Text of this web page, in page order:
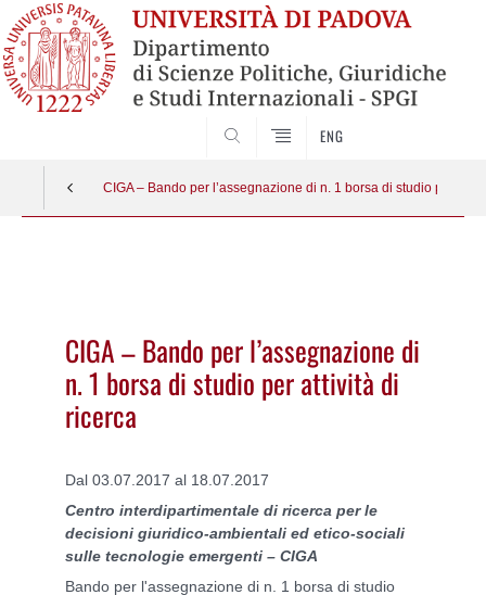
ENG
CIGA – Bando per l’assegnazione di n. 1 borsa di studio per
CIGA – Bando per l’assegnazione di
n. 1 borsa di studio per attività di
ricerca
Dal 03.07.2017 al 18.07.2017
Centro interdipartimentale di ricerca per le
decisioni giuridico-ambientali ed etico-sociali
sulle tecnologie emergenti – CIGA
Bando per l'assegnazione di n. 1 borsa di studio